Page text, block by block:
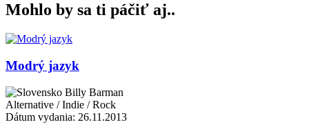
Mohlo by sa ti páčiť aj..
Modrý jazyk
Billy Barman
Alternative / Indie / Rock
Dátum vydania: 26.11.2013